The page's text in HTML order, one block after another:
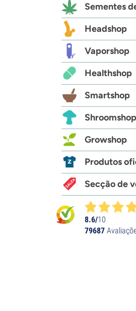
Sementes
Headshop
Vaporshop
Healthshop
Smartshop
Shroomshop
Growshop
Produtos
Secção de
8.6/10
79687